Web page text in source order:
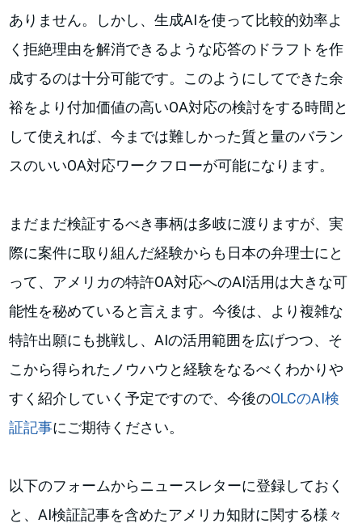
ありません。しかし、生成AIを使って比較的効率よ
く拒絶理由を解消できるような応答のドラフトを作
成するのは十分可能です。このようにしてできた余
裕をより付加価値の高いOA対応の検討をする時間と
して使えれば、今までは難しかった質と量のバラン
スのいいOA対応ワークフローが可能になります。
まだまだ検証するべき事柄は多岐に渡りますが、実
際に案件に取り組んだ経験からも日本の弁理士にと
って、アメリカの特許OA対応へのAI活用は大きな可
能性を秘めていると言えます。今後は、より複雑な
特許出願にも挑戦し、AIの活用範囲を広げつつ、そ
こから得られたノウハウと経験をなるべくわかりや
すく紹介していく予定ですので、今後のOLCのAI検
証記事にご期待ください。
以下のフォームからニュースレターに登録しておく
と、AI検証記事を含めたアメリカ知財に関する様々